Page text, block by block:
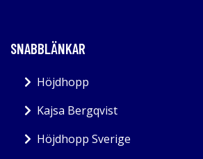
SNABBLÄNKAR
Höjdhopp
Kajsa Bergqvist
Höjdhopp Sverige